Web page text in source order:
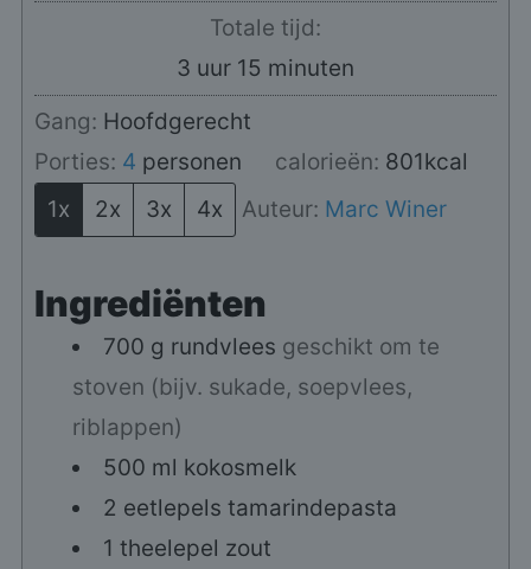
Totale tijd:
3 uur
uur 15 minuten
minuten
Gang: Hoofdgerecht
Porties: 4 personen calorieën: 801kcal
1x
2x 3x 4x Auteur: Marc Winer
Ingrediënten
700 g rundvlees geschikt om te
stoven (bijv. sukade, soepvlees,
riblappen)
500 ml kokosmelk
2 eetlepels tamarindepasta
1 theelepel zout